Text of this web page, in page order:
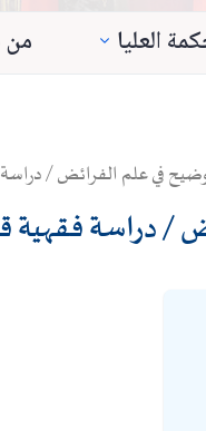
العليا من
في علم الفرائض / دراسة
/ دراسة فقهية